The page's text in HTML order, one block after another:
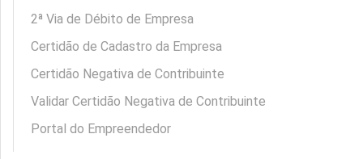
2ª Via de Débito de Empresa
Certidão de Cadastro da Empresa
Certidão Negativa de Contribuinte
Validar Certidão Negativa de Contribuinte
Portal do Empreendedor